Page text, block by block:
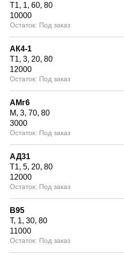
Т1 1 60 80
10000
Под заказ
АК4-1
Т1 3 20 80
12000
Под заказ
АМг6
М 3 70 80
3000
Под заказ
АД31
Т1 5 20 80
12000
Под заказ
В95
Т 1 30 80
11000
Под заказ